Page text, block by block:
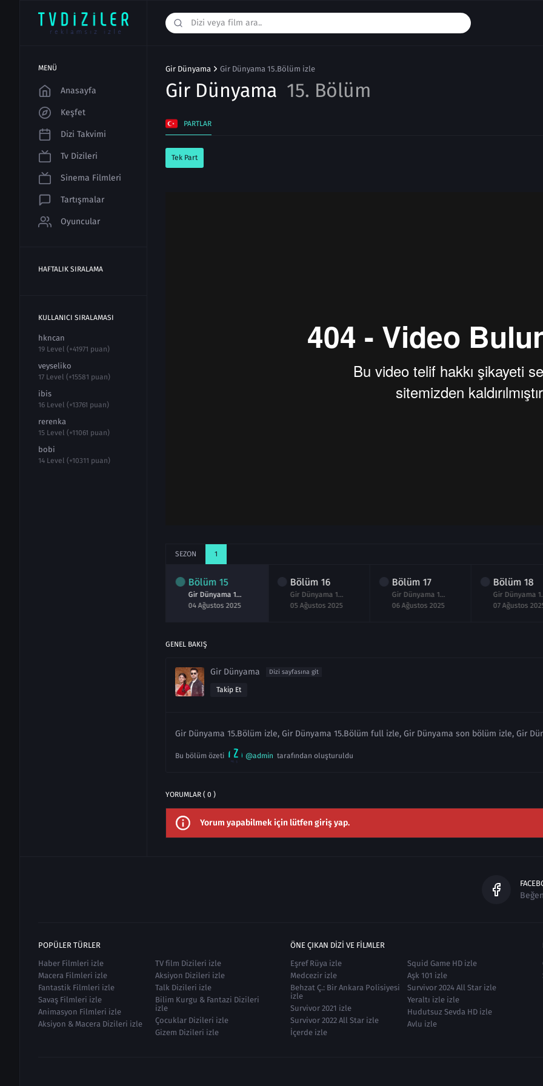
MENÜ
Anasayfa
Keşfet
Dizi Takvimi
Tv Dizileri
Sinema Filmleri
Tartışmalar
Oyuncular
HAFTALIK SIRALAMA
KULLANICI SIRALAMASI
hkncan
19 Level (+41971 puan)
veyseliko
17 Level (+15581 puan)
ibis
16 Level (+13761 puan)
rerenka
15 Level (+11061 puan)
bobi
14 Level (+10311 puan)
Gir Dünyama Gir Dünyama 15.Bölüm izle
Gir Dünyama 15. Bölüm
PARTLAR
Tek Part
SEZON 1
Bölüm 15
Gir Dünyama 15.Bölüm izle
04 Ağustos 2025
Bölüm 16
Gir Dünyama 16.Bölüm izle
05 Ağustos 2025
Bölüm 17
Gir Dünyama 17.Bölüm izle
06 Ağustos 2025
Bölüm 18
Gir
07 Ağustos
GENEL BAKIŞ
Gir Dünyama Dizi sayfasına git
Takip Et
Gir Dünyama 15.Bölüm izle, Gir Dünyama 15.Bölüm full izle, Gir Dünyama son bölüm izle, Gir
Bu bölüm özeti @admin tarafından oluşturuldu
YORUMLAR ( 0 )
Yorum yapabilmek için lütfen giriş yap.
Beğen
POPÜLER TÜRLER
Haber Filmleri izle
Macera Filmleri izle
Fantastik Filmleri izle
Savaş Filmleri izle
Animasyon Filmleri izle
Aksiyon & Macera Dizileri izle
TV film Dizileri izle
Aksiyon Dizileri izle
Talk Dizileri izle
Bilim Kurgu & Fantazi Dizileri
izle
Çocuklar Dizileri izle
Gizem Dizileri izle
ÖNE ÇIKAN DIZI VE FILMLER
Eşref Rüya izle
Medcezir izle
Behzat Ç.: Bir Ankara Polisiyesi
izle
Survivor 2021 izle
Survivor 2022 All Star izle
İçerde izle
Squid Game HD izle
Aşk 101 izle
Survivor 2024 All Star izle
Yeraltı izle izle
Hudutsuz Sevda HD izle
Avlu izle